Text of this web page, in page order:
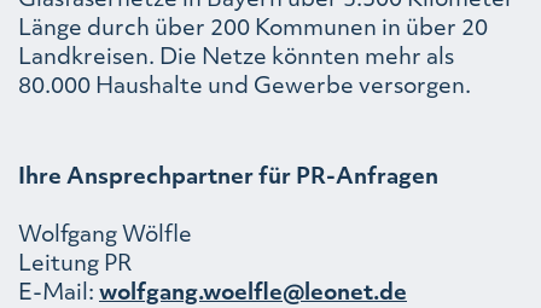
Länge durch über 200 Kommunen in über 20
Landkreisen. Die Netze könnten mehr als
80.000 Haushalte und Gewerbe versorgen.
Ihre Ansprechpartner für PR-Anfragen
Wolfgang Wölfle
Leitung PR
E-Mail: wolfgang.woelfle@leonet.de